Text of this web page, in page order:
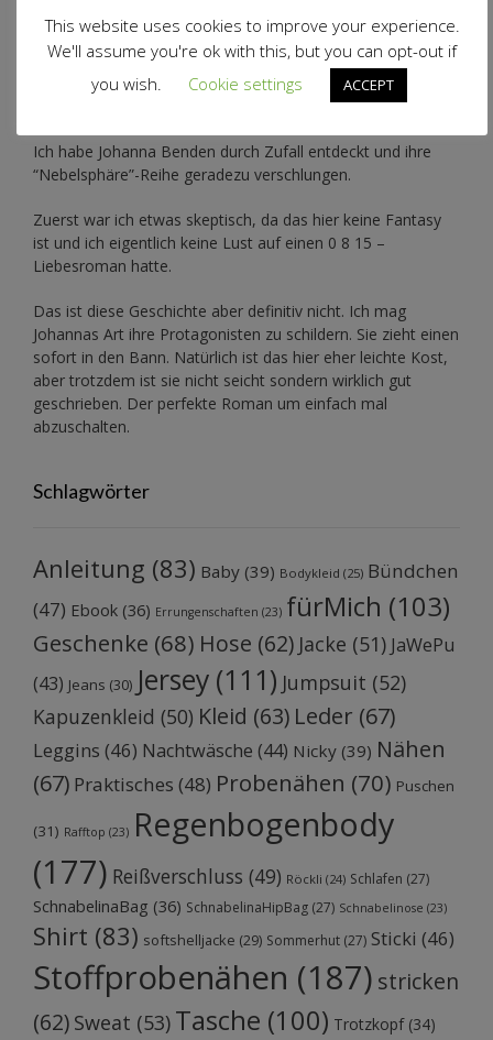
Ich habe Johanna Benden durch Zufall entdeckt und ihre
“Nebelsphäre”-Reihe geradezu verschlungen.
Zuerst war ich etwas skeptisch, da das hier keine Fantasy
ist und ich eigentlich keine Lust auf einen 0 8 15 –
Liebesroman hatte.
Das ist diese Geschichte aber definitiv nicht. Ich mag
Johannas Art ihre Protagonisten zu schildern. Sie zieht einen
sofort in den Bann. Natürlich ist das hier eher leichte Kost,
aber trotzdem ist sie nicht seicht sondern wirklich gut
geschrieben. Der perfekte Roman um einfach mal
abzuschalten.
Schlagwörter
Anleitung (83) Baby (39) Bodykleid (25) Bündchen
(47) Ebook (36) Errungenschaften (23) fürMich (103)
Geschenke (68) Hose (62) Jacke (51) JaWePu
(43) Jeans (30) Jersey (111) Jumpsuit (52)
Kapuzenkleid (50) Kleid (63) Leder (67)
Leggins (46) Nachtwäsche (44) Nicky (39) Nähen
(67) Praktisches (48) Probenähen (70) Puschen
(31) Rafftop (23) Regenbogenbody
(177) Reißverschluss (49) Röckli (24) Schlafen (27)
SchnabelinaBag (36) SchnabelinaHipBag (27) Schnabelinose (23)
Shirt (83) softshelljacke (29) Sommerhut (27) Sticki (46)
Stoffprobenähen (187) stricken
(62) Sweat (53) Tasche (100) Trotzkopf(34)
This website uses cookies to improve your experience.
We'll assume you're ok with this, but you can opt-out if
you wish.
Cookie settings ACCEPT